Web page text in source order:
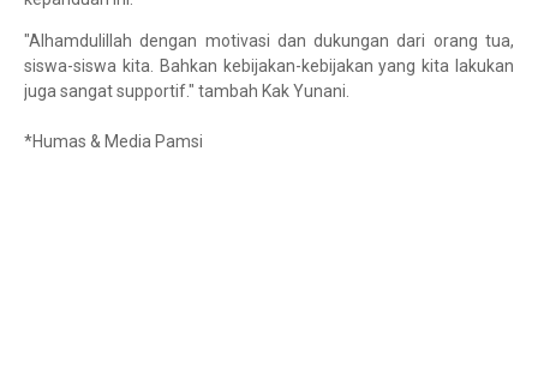
"Alhamdulillah dengan motivasi dan dukungan dari orang tua,
siswa-siswa kita. Bahkan kebijakan-kebijakan yang kita lakukan
juga sangat supportif." tambah Kak Yunani.
*Humas & Media Pamsi